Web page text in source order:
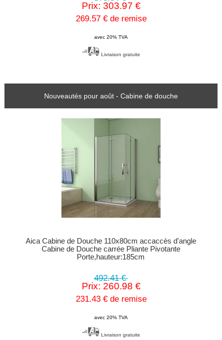
Prix: 303.97 €
269.57 € de remise
avec 20% TVA
Livraison gratuite
Nouveautés pour août - Cabine de douche
Aica Cabine de Douche 110x80cm accaccès d'angle
Cabine de Douche carrée Pliante Pivotante
Porte,hauteur:185cm
492.41 €
Prix: 260.98 €
231.43 € de remise
avec 20% TVA
Livraison gratuite